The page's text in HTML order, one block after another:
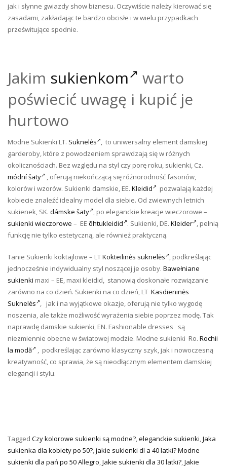
jak i słynne gwiazdy show biznesu. Oczywiście należy kierować się
zasadami, zakładając te bardzo obcisłe i w wielu przypadkach
prześwitujące spodnie.
Jakim sukienkom
warto
poświecić uwagę i kupić je
hurtowo
Modne Sukienki LT. Suknelės , to uniwersalny element damskiej
garderoby, które z powodzeniem sprawdzają się w różnych
okolicznościach. Bez względu na styl czy porę roku, sukienki, Cz.
módní šaty
, oferują niekończącą się różnorodność fasonów,
kolorów i wzorów. Sukienki damskie, EE. Kleidid
pozwalają każdej
kobiecie znaleźć idealny model dla siebie. Od zwiewnych letnich
sukienek, SK. dámske šaty , po eleganckie kreacje wieczorowe –
sukienki wieczorowe – EE õhtukleidid . Sukienki, DE. Kleider , pełnią
funkcję nie tylko estetyczną, ale również praktyczną.
Tanie Sukienki koktajlowe – LTKokteilinės suknelės , podkreślając
jednocześnie indywidualny styl noszącej je osoby. Bawełniane
sukienki maxi – EE, maxi kleidid, stanowią doskonałe rozwiązanie
zarówno na co dzień. Sukienki na co dzień, LT Kasdieninės
Suknelės , jak i na wyjątkowe okazje, oferują nie tylko wygodę
noszenia, ale także możliwość wyrażenia siebie poprzez modę. Tak
naprawdę damskie sukienki, EN. Fashionable dresses są
niezmiennie obecne w światowej modzie. Modne sukienki Ro. Rochii
la modă
, podkreślając zarówno klasyczny szyk, jak i nowoczesną
kreatywność, co sprawia, że są nieodłącznym elementem damskiej
elegancji i stylu.
Tagged Czy kolorowe sukienki są modne?,eleganckie sukienki,Jaka
sukienka dla kobiety po 50?,jakie sukienki dl a 40 latki? Modne
sukienki dla pań po 50 Allegro,Jakie sukienki dla 30 latki?,Jakie